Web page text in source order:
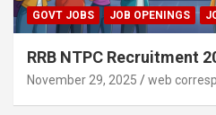
GOVT JOBS JOB OPENINGS
RRB NTPC Recruitment
November 29, 2025 web